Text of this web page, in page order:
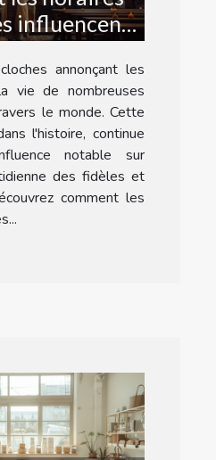
influencent
annonçant les
vie de nombreuses
le monde. Cette
l'histoire, continue
notable sur
des fidèles et
comment les